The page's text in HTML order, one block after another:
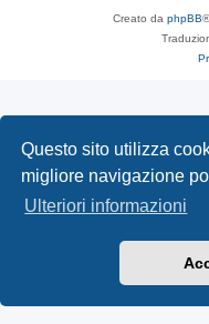
Questo sito utilizza
migliore navigazione
Ulteriori informazioni
Creato da phpBB